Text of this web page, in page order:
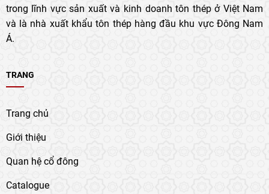
trong lĩnh vực sản xuất và kinh doanh tôn thép ở Việt Nam
và là nhà xuất khẩu tôn thép hàng đầu khu vực Đông Nam
Á.
TRANG
Trang chủ
Giới thiệu
Quan hệ cổ đông
Catalogue